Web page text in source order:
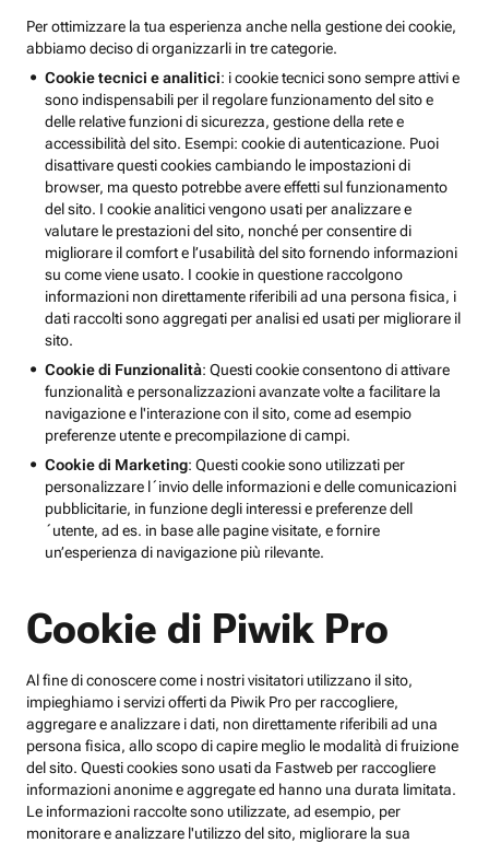
Per ottimizzare la tua esperienza anche nella gestione dei cookie,
abbiamo deciso di organizzarli in tre categorie.
Cookie tecnici e analitici: i cookie tecnici sono sempre attivi e
sono indispensabili per il regolare funzionamento del sito e
delle relative funzioni di sicurezza, gestione della rete e
accessibilità del sito. Esempi: cookie di autenticazione. Puoi
disattivare questi cookies cambiando le impostazioni di
browser, ma questo potrebbe avere effetti sul funzionamento
del sito. I cookie analitici vengono usati per analizzare e
valutare le prestazioni del sito, nonché per consentire di
migliorare il comfort e l’usabilità del sito fornendo informazioni
su come viene usato. I cookie in questione raccolgono
informazioni non direttamente riferibili ad una persona fisica, i
dati raccolti sono aggregati per analisi ed usati per migliorare il
sito.
Cookie di Funzionalità: Questi cookie consentono di attivare
funzionalità e personalizzazioni avanzate volte a facilitare la
navigazione e l'interazione con il sito, come ad esempio
preferenze utente e precompilazione di campi.
Cookie di Marketing: Questi cookie sono utilizzati per
personalizzare l´invio delle informazioni e delle comunicazioni
pubblicitarie, in funzione degli interessi e preferenze dell
´utente, ad es. in base alle pagine visitate, e fornire
un’esperienza di navigazione più rilevante.
Cookie di Piwik Pro
Al fine di conoscere come i nostri visitatori utilizzano il sito,
impieghiamo i servizi offerti da Piwik Pro per raccogliere,
aggregare e analizzare i dati, non direttamente riferibili ad una
persona fisica, allo scopo di capire meglio le modalità di fruizione
del sito. Questi cookies sono usati da Fastweb per raccogliere
informazioni anonime e aggregate ed hanno una durata limitata.
Le informazioni raccolte sono utilizzate, ad esempio, per
monitorare e analizzare l'utilizzo del sito, migliorare la sua